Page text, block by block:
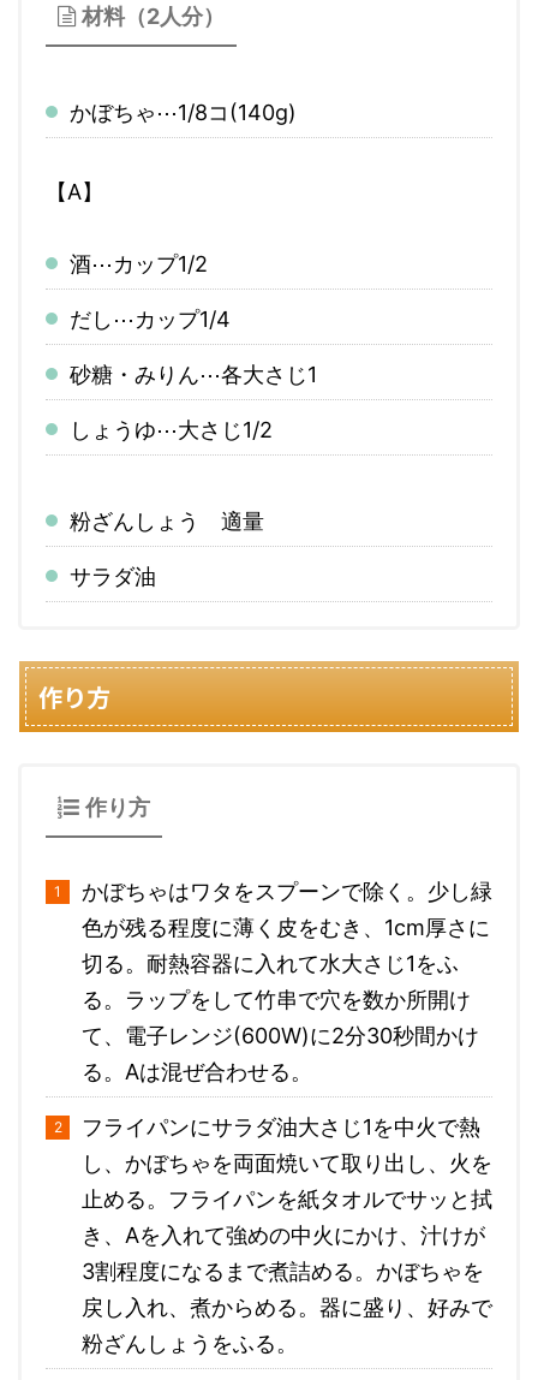
材料（2人分）
かぼちゃ⋯1/8コ(140g)
【A】
酒⋯カップ1/2
だし⋯カップ1/4
砂糖・みりん⋯各大さじ1
しょうゆ⋯大さじ1/2
粉ざんしょう 適量
サラダ油
作り方
作り方
かぼちゃはワタをスプーンで除く。少し緑
色が残る程度に薄く皮をむき、1cm厚さに
切る。耐熱容器に入れて水大さじ1をふ
る。ラップをして竹串で穴を数か所開け
て、電子レンジ(600W)に2分30秒間かけ
る。Aは混ぜ合わせる。
フライパンにサラダ油大さじ1を中火で熱
し、かぼちゃを両面焼いて取り出し、火を
止める。フライパンを紙タオルでサッと拭
き、Aを入れて強めの中火にかけ、汁けが
3割程度になるまで煮詰める。かぼちゃを
戻し入れ、煮からめる。器に盛り、好みで
粉ざんしょうをふる。